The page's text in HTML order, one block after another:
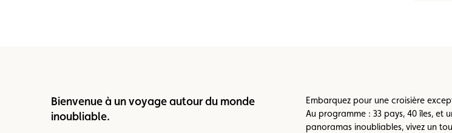
Bienvenue à un voyage autour du monde
inoubliable.
Embarquez pour une croisière
Au programme : 33 pays, 40 îles, et
panoramas inoubliables, vivez un